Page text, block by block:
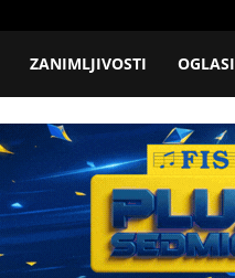
ZANIMLJIVOSTI OGLASI